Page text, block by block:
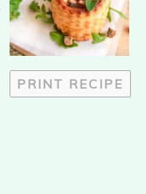
PRINT RECIPE